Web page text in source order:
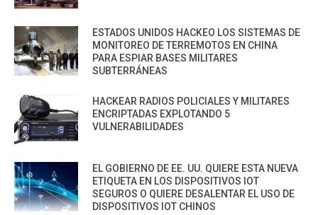
ESTADOS UNIDOS HACKEO LOS SISTEMAS DE
MONITOREO DE TERREMOTOS EN CHINA
PARA ESPIAR BASES MILITARES
SUBTERRÁNEAS
HACKEAR RADIOS POLICIALES Y MILITARES
ENCRIPTADAS EXPLOTANDO 5
VULNERABILIDADES
EL GOBIERNO DE EE. UU. QUIERE ESTA NUEVA
ETIQUETA EN LOS DISPOSITIVOS IOT
SEGUROS O QUIERE DESALENTAR EL USO DE
DISPOSITIVOS IOT CHINOS